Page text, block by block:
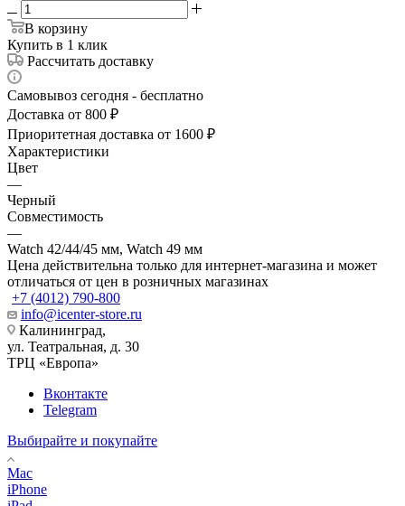
В корзину
Купить в 1 клик
Рассчитать доставку
Самовывоз сегодня - бесплатно
Доставка от 800 ₽
Приоритетная доставка от 1600 ₽
Характеристики
Цвет
—
Черный
Совместимость
—
Watch 42/44/45 мм, Watch 49 мм
Цена действительна только для интернет-магазина и может
отличаться от цен в розничных магазинах
+7 (4012) 790-800
info@icenter-store.ru
Калининград,
ул. Театральная, д. 30
ТРЦ «Европа»
Вконтакте
Telegram
Выбирайте и покупайте
Mac
iPhone